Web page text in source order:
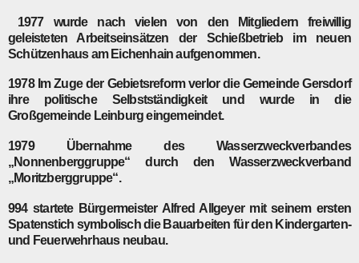
1977 wurde nach vielen von den Mitgliedern freiwillig
geleisteten Arbeitseinsätzen der Schießbetrieb im neuen
Schützenhaus am Eichenhain aufgenommen.
1978 Im Zuge der Gebietsreform verlor die Gemeinde Gersdorf
ihre politische Selbstständigkeit und wurde in die
Großgemeinde Leinburg eingemeindet.
1979Übernahme des Wasserzweckverbandes
„Nonnenberggruppe“ durch den Wasserzweckverband
„Moritzberggruppe“.
994startete Bürgermeister Alfred Allgeyer mit seinem ersten
Spatenstich symbolisch die Bauarbeiten für den Kindergarten-
und Feuerwehrhaus­ neubau.